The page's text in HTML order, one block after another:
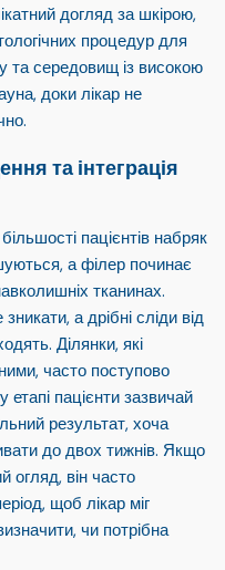
догляд за шкірою,
процедур для
та середовищ із високою
доки лікар не
та інтеграція
пацієнтів набряк
, а філер починає
тканинах.
а дрібні сліди від
Ділянки, які
часто поступово
пацієнти зазвичай
результат, хоча
до двох тижнів. Якщо
огляд, він часто
щоб лікар міг
чи потрібна